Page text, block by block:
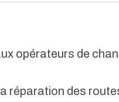
opérateurs de
réparation des